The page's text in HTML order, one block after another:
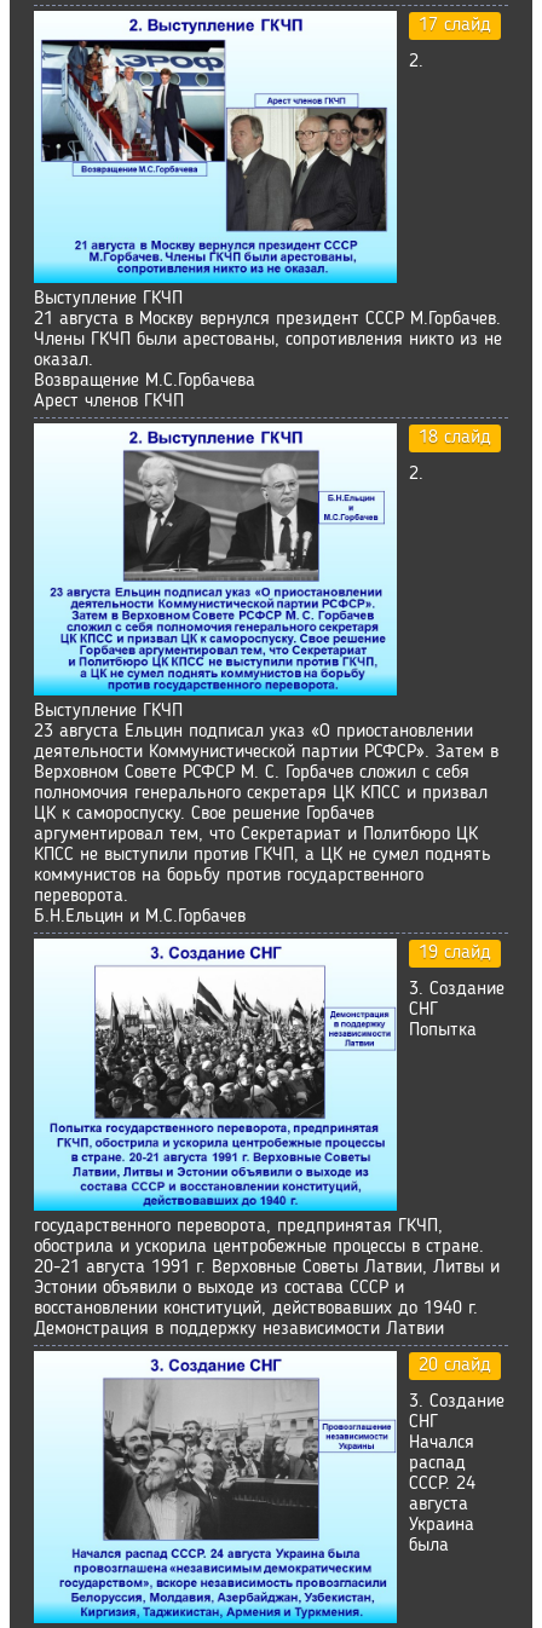
17 слайд
2.
Выступление ГКЧП
21 августа в Москву вернулся президент СССР М.Горбачев.
Члены ГКЧП были арестованы, сопротивления никто из не
оказал.
Возвращение М.С.Горбачева
Арест членов ГКЧП
18 слайд
2.
Выступление ГКЧП
23 августа Ельцин подписал указ «О приостановлении
деятельности Коммунистической партии РСФСР». Затем в
Верховном Совете РСФСР М. С. Горбачев сложил с себя
полномочия генерального секретаря ЦК КПСС и призвал
ЦК к самороспуску. Свое решение Горбачев
аргументировал тем, что Секретариат и Политбюро ЦК
КПСС не выступили против ГКЧП, а ЦК не сумел поднять
коммунистов на борьбу против государственного
переворота.
Б.Н.Ельцин и М.С.Горбачев
19 слайд
3. Создание
СНГ
Попытка
государственного переворота, предпринятая ГКЧП,
обострила и ускорила центробежные процессы в стране.
20-21 августа 1991 г. Верховные Советы Латвии, Литвы и
Эстонии объявили о выходе из состава СССР и
восстановлении конституций, действовавших до 1940 г.
Демонстрация в поддержку независимости Латвии
20 слайд
3. Создание
СНГ
Начался
распад
СССР. 24
августа
Украина
была